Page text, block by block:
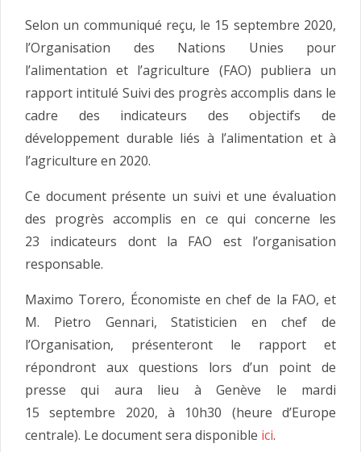
Selon un communiqué reçu, le 15 septembre 2020,
l’Organisation des Nations Unies pour
l’alimentation et l’agriculture (FAO) publiera un
rapport intitulé Suivi des progrès accomplis dans le
cadre des indicateurs des objectifs de
développement durable liés à l’alimentation et à
l’agriculture en 2020.
Ce document présente un suivi et une évaluation
des progrès accomplis en ce qui concerne les
23 indicateurs dont la FAO est l’organisation
responsable.
Maximo Torero, Économiste en chef de la FAO, et
M. Pietro Gennari, Statisticien en chef de
l’Organisation, présenteront le rapport et
répondront aux questions lors d’un point de
presse qui aura lieu à Genève le mardi
15 septembre 2020, à 10h30 (heure d’Europe
centrale). Le document sera disponible ici.